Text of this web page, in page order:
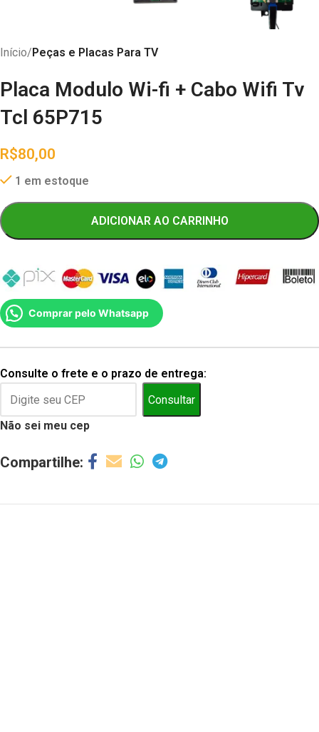
Início Peças e Placas Para TV
Placa Modulo Wi-fi + Cabo Wifi Tv
Tcl 65P715
R$80,00
1 em estoque
ADICIONAR AO CARRINHO
Comprar pelo Whatsapp
Consulte o frete e o prazo de entrega:
Consultar
Não sei meu cep